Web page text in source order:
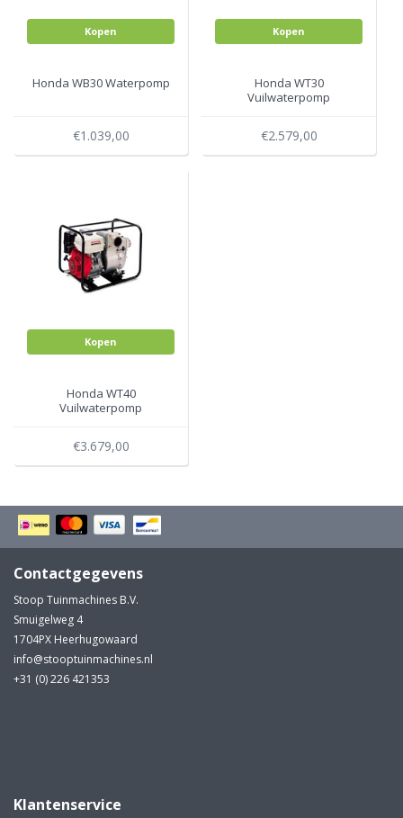
Kopen
Honda WB30 Waterpomp
€1.039,00
Kopen
Honda WT30
Vuilwaterpomp
€2.579,00
Kopen
Honda WT40
Vuilwaterpomp
€3.679,00
Contactgegevens
Stoop Tuinmachines B.V.
Smuigelweg 4
1704PX Heerhugowaard
info@stooptuinmachines.nl
+31 (0) 226 421353
Klantenservice